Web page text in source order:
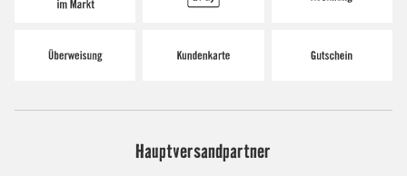
Hauptversandpartner